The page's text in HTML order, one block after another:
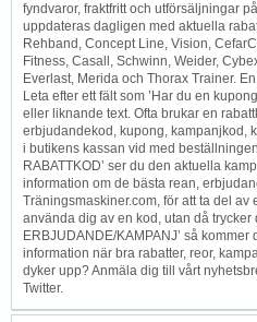
fyndvaror, fraktfritt och utförsäljningar
uppdateras dagligen med aktuella
Rehband, Concept Line, Vision,
Fitness, Casall, Schwinn, Weider,
Everlast, Merida och Thorax Trainer.
Leta efter ett fält som ’Har du en
eller liknande text. Ofta brukar en
erbjudandekod, kupong, kampanjkod,
i butikens kassan vid med
RABATTKOD’ ser du den aktuella
information om de bästa rean,
Träningsmaskiner.com, för att ta del
använda dig av en kod, utan då trycker
ERBJUDANDE/KAMPANJ’ så
information när bra rabatter, reor,
dyker upp? Anmäla dig till vårt
Twitter.